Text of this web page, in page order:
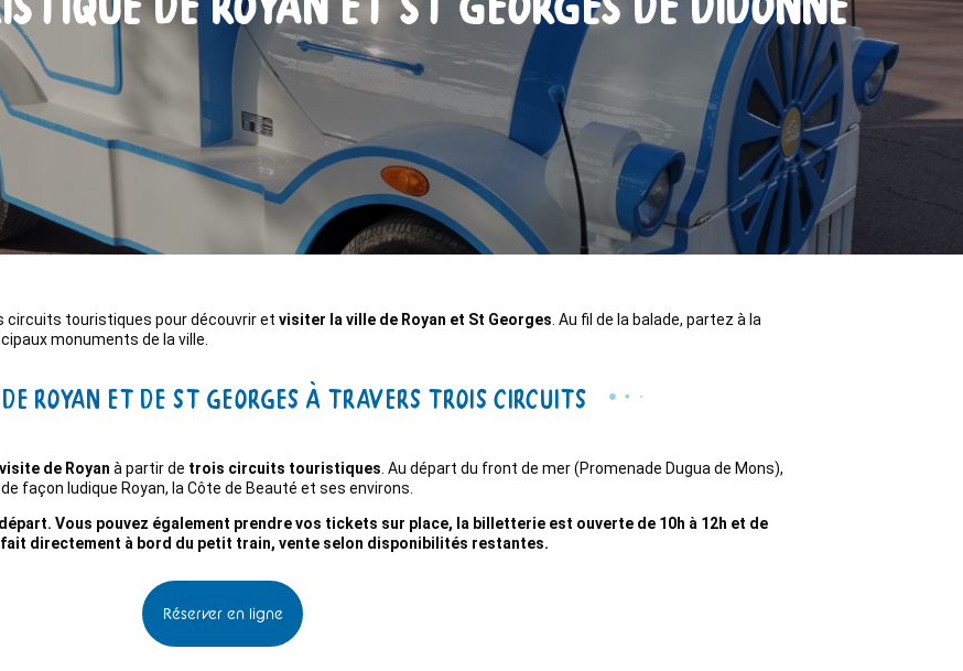
circuits touristiques pour découvrir etvisiter la ville de Royan et St Georges . Au fil de la balade, partez à la
monuments de la ville.
Royan et de St Georges à travers trois circuits
visite de Royan à partir de trois circuits touristiques . Au départ du front de mer (Promenade Dugua de Mons),
façon ludique Royan, la Côte de Beauté et ses environs.
Vous pouvez également prendre vos tickets sur place, la billetterie est ouverte de 10h à 12h et de
fait directement à bord du petit train, vente selon disponibilités restantes.
Réserver en ligne